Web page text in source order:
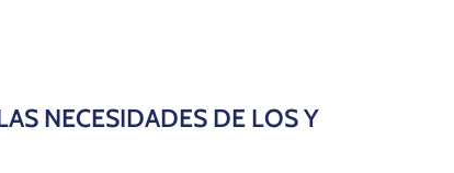
NECESIDADES DE LOS Y